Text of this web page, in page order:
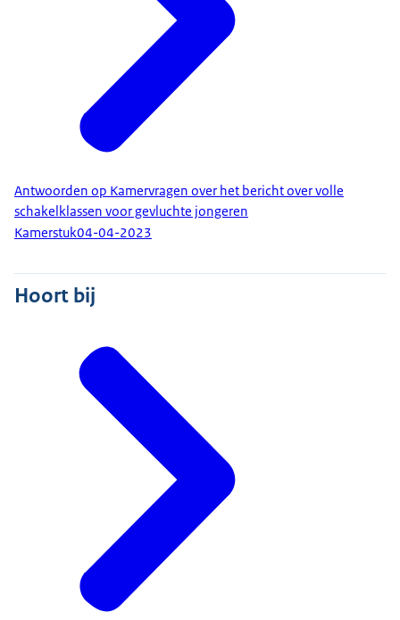
Antwoorden op Kamervragen over het bericht over volle
schakelklassen voor gevluchte jongeren
Kamerstuk04-04-2023
Hoort bij